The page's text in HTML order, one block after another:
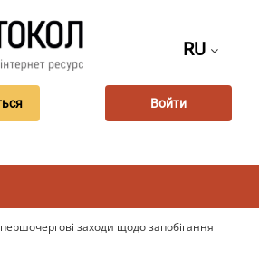
RU
Войти
заходи щодо запобігання